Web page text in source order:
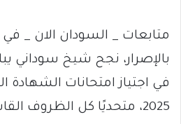
متابعات _ السودان الان _
في اجتياز امتحانات الشهادة
2025، متحديًا كل الظروف